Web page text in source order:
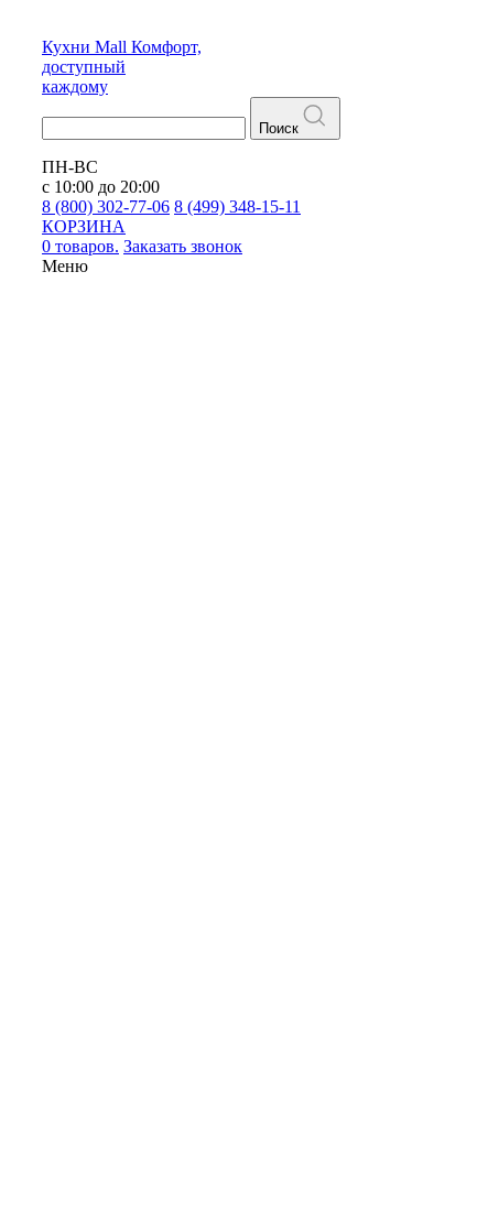
Кухни Mall Комфорт,
доступный
каждому
Поиск
ПН-ВС
с 10:00 до 20:00
8 (800) 302-77-06 8 (499) 348-15-11
КОРЗИНА
0 товаров. Заказать звонок
Меню